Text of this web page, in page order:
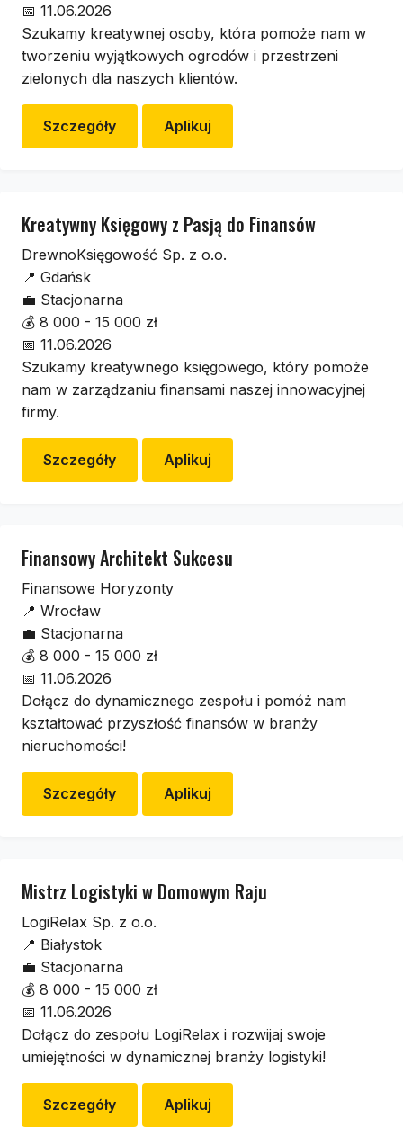
📅 11.06.2026
Szukamy kreatywnej osoby, która pomoże nam w
tworzeniu wyjątkowych ogrodów i przestrzeni
zielonych dla naszych klientów.
Szczegóły Aplikuj
Kreatywny Księgowy z Pasją do Finansów
DrewnoKsięgowość Sp. z o.o.
📍 Gdańsk
💼 Stacjonarna
💰 8 000 - 15 000 zł
📅 11.06.2026
Szukamy kreatywnego księgowego, który pomoże
nam w zarządzaniu finansami naszej innowacyjnej
firmy.
Szczegóły Aplikuj
Finansowy Architekt Sukcesu
Finansowe Horyzonty
📍 Wrocław
💼 Stacjonarna
💰 8 000 - 15 000 zł
📅 11.06.2026
Dołącz do dynamicznego zespołu i pomóż nam
kształtować przyszłość finansów w branży
nieruchomości!
Szczegóły Aplikuj
Mistrz Logistyki w Domowym Raju
LogiRelax Sp. z o.o.
📍 Białystok
💼 Stacjonarna
💰 8 000 - 15 000 zł
📅 11.06.2026
Dołącz do zespołu LogiRelax i rozwijaj swoje
umiejętności w dynamicznej branży logistyki!
Szczegóły Aplikuj